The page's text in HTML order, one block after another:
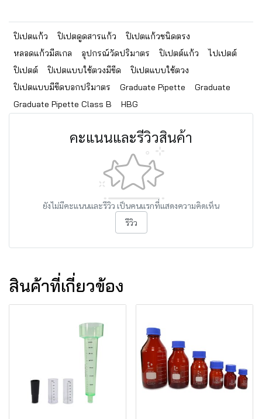
ปิเปตแก้ว ปิเปตดูดสารแก้ว
ปิเปตแก้วชนิดตรง
หลอดแก้วมีสเกล
อุปกรณ์วัดปริมาตร ปิเปตต์แก้ว
ไปเปตต์
ปิเปตต์
ปิเปตแบบใช้ตวงมีขีด
ปิเปตแบบใช้ตวง
ปิเปตแบบมีขีดบอกปริมาตร
Graduate Pipette
Graduate
Graduate Pipette Class B
HBG
คะแนนและรีวิวสินค้า
ยังไม่มีคะแนนและรีวิว เป็นคนแรกที่แสดงความคิดเห็น
รีวิว
สินค้าที่เกี่ยวข้อง